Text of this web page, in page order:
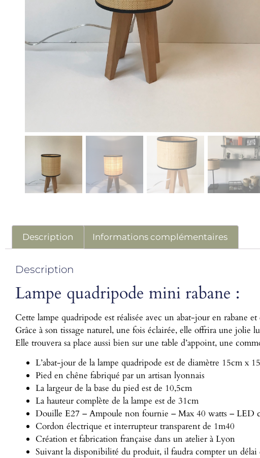
Description Informations complémentaires
Description
Lampe quadripode mini rabane :
Cette lampe quadripode est réalisée avec un abat-jour en rabane
Grâce à son tissage naturel, une fois éclairée, elle offrira une jolie
Elle trouvera sa place aussi bien sur une table d’appoint, une
L’abat-jour de la lampe quadripode est de diamètre 15cm x
Pied en chêne fabriqué par un artisan lyonnais
La largeur de la base du pied est de 10,5cm
La hauteur complète de la lampe est de 31cm
Douille E27 – Ampoule non fournie – Max 40 watts – LED
Cordon électrique et interrupteur transparent de 1m40
Création et fabrication française dans un atelier à Lyon
Suivant la disponibilité du produit, il faudra compter un